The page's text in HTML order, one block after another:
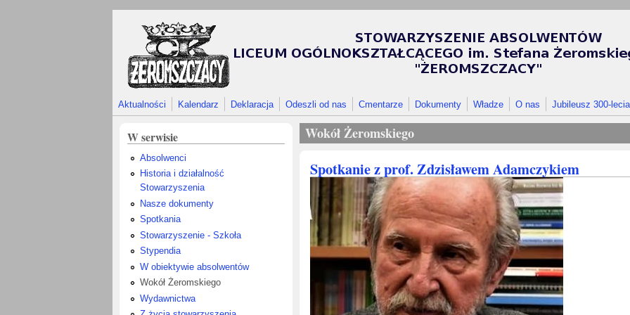
Aktualności Kalendarz Deklaracja Odeszli od nas Cmentarze Dokumenty Władze O nas Jubileusz 300-lecia
W serwisie
Absolwenci
Historia i działalność
Stowarzyszenia
Nasze dokumenty
Spotkania
Stowarzyszenie - Szkoła
Stypendia
W obiektywie absolwentów
Wokół Żeromskiego
Wydawnictwa
Wokół Żeromskiego
Spotkanie z prof. Zdzisławem Adamczykiem